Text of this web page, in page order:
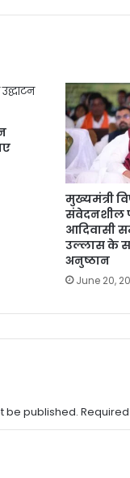
मुख्यमंत्री
संवेदनशील
आदिवासी
उल्लास के
अनुष्ठान
June 20,
be published.